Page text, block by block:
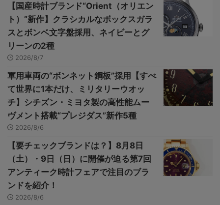
【国産時計ブランド“Orient（オリエン
ト）”新作】クラシカルなボックスガラ
スとボンベ文字盤採用、ネイビーとグ
リーンの2種
2026/8/7
軍用車両の“ボンネット鋼板”採用【すべ
て世界に1本だけ、ミリタリーウオッ
チ】シチズン・ミヨタ製の高性能ムー
ヴメント搭載“プレジダス”新作5種
2026/8/6
【要チェックブランドは？】8月8日
（土）・9日（日）に開催が迫る第7回
アンティーク時計フェアで注目のブラ
ンドを紹介！
2026/8/6